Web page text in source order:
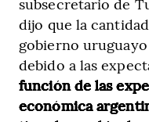
dijo que la
gobierno uruguayo
debido a las
función de las
económica